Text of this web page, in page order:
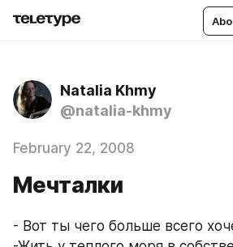
Natalia Khmy
@natalia-khmy
February 22, 2008
Мечталки
- Вот ты чего больше всего